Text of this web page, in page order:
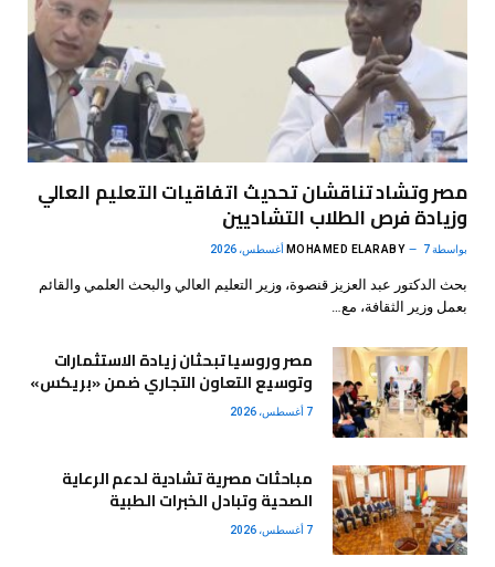
مصر وتشاد تناقشان تحديث اتفاقيات التعليم العالي
وزيادة فرص الطلاب التشاديين
بواسطة MOHAMED ELARABY 7 أغسطس، 2026
بحث الدكتور عبد العزيز قنصوة، وزير التعليم العالي والبحث العلمي والقائم
بعمل وزير الثقافة، مع…
مصر وروسيا تبحثان زيادة الاستثمارات
وتوسيع التعاون التجاري ضمن «بريكس»
7 أغسطس، 2026
مباحثات مصرية تشادية لدعم الرعاية
الصحية وتبادل الخبرات الطبية
7 أغسطس، 2026